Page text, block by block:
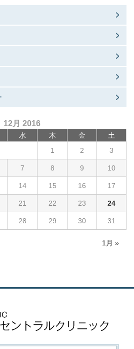
12月 2016
水 木 金 土
1月 »
1 2 3
7 8 9 10
14 15 16 17
21 22 23 24
28 29 30 31